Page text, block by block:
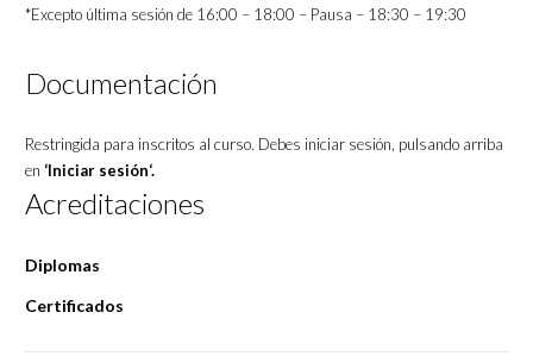
*Excepto última sesión de 16:00 – 18:00 – Pausa – 18:30 – 19:30
Documentación
Restringida para inscritos al curso. Debes iniciar sesión, pulsando arriba
en ‘Iniciar sesión‘.
Acreditaciones
Diplomas
Certificados